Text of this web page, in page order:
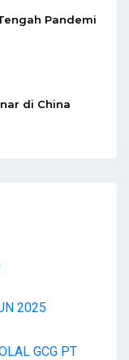
Pandemi
di China
2025
GCG PT